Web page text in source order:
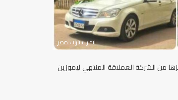
ايجار سيارات مصر
من الشركة العملاقةالمنتهي ليموزين